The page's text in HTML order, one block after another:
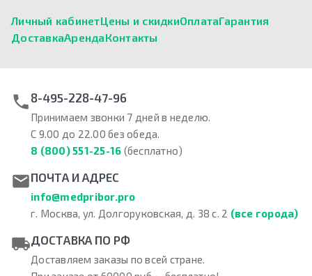
Личный кабинетЦены и скидкиОплатаГарантия
ДоставкаАрендаКонтакты
8-495-228-47-96
Принимаем звонки 7 дней в неделю.
С 9.00 до 22.00 без обеда.
8 (800) 551-25-16 (бесплатно)
ПОЧТА И АДРЕС
info@medpribor.pro
г. Москва, ул. Долгоруковская, д. 38 с. 2 (все города)
ДОСТАВКА ПО РФ
Доставляем заказы по всей стране.